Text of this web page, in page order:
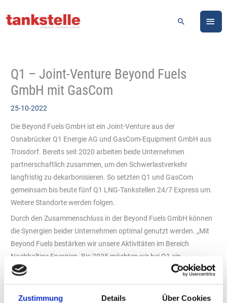
Zustimmung Details Über Cookies
Inhalt
Suchen
Q1 – Joint-Venture Beyond Fuels
GmbH mit GasCom
25-10-2022
Die Beyond Fuels GmbH ist ein Joint-Venture aus der
Osnabrücker Q1 Energie AG und GasCom-Equipment GmbH aus
Troisdorf. Bereits seit 2020 arbeiten beide Unternehmen
partnerschaftlich zusammen, um den Schwerlastverkehr
langfristig zu dekarbonisieren. So setzten Q1 und GasCom
gemeinsam bis heute fünf Q1 LNG-Tankstellen 24/7 Express um.
Weitere Standorte werden folgen.
Durch den Zusammenschluss in der Beyond Fuels GmbH können
die Synergien beider Unternehmen optimal genutzt werden. „Mit
Beyond Fuels bestärken wir unsere Aktivitäten im Bereich
Nachhaltige Energien. Bis 2035 möchten wir bei Q1 ein
klimaneutrales Produktportfolio anbieten“, erklärt Martin
Energien bei Q1. Er und sein Team bringen Know-how aus den